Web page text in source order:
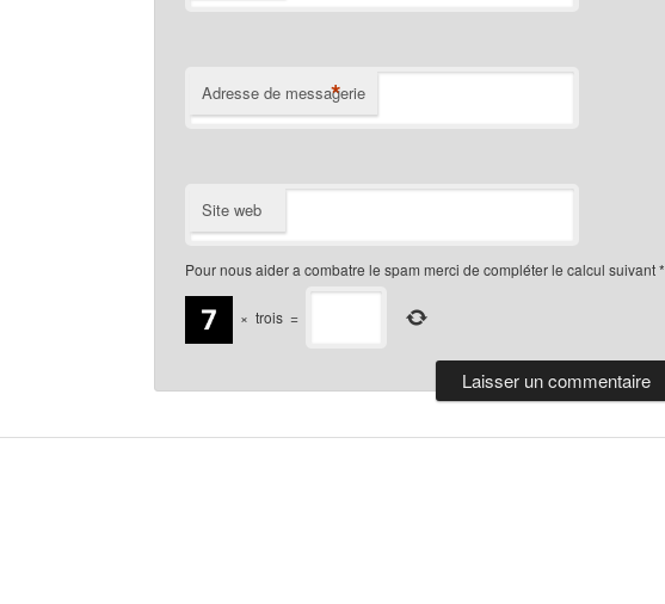
Adresse de messagerie
*
Site web
Pour nous aider a combatre le spam merci de compléter le calcul suivant*
× trois =